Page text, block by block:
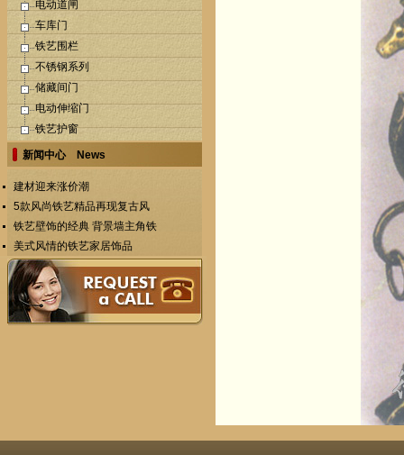
电动道闸
车库门
铁艺围栏
不锈钢系列
储藏间门
电动伸缩门
铁艺护窗
新闻中心 News
建材迎来涨价潮
5款风尚铁艺精品再现复古风
铁艺壁饰的经典 背景墙主角铁
美式风情的铁艺家居饰品